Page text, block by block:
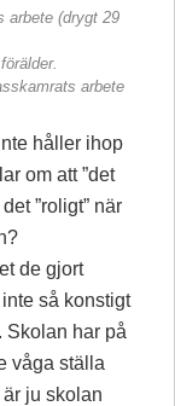
arbete (drygt 29
arbete
håller ihop
om att ”det
”roligt” när
de gjort
så konstigt
Skolan har på
våga ställa
ju skolan